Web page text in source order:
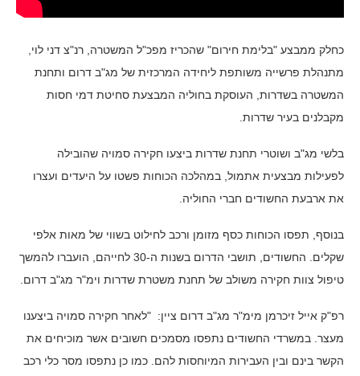
כחלק ממבצע "בלימת חירום" שהכריז מפכ"ל המשטרה, רנ"צ דני לוי,
מתנהלת פרשייה משותפת ליחידה המרכזית של מג"ב דרום ותחנת
המשטרה בשדרות, העוסקת בחוליה המבצעת סחיטת דמי חסות
מקבלנים בעיר שדרות.
בלשי מג"ב ושוטרי תחנת שדרות ביצעו חקירה סמויה שהובילה
לפעילות מבצעית אתמול, במהלכה הכוחות פשטו על היעדים ועצרו
את ארבעת החשודים חברי החוליה.
בנוסף, תפסו הכוחות כסף מזומן ורכב לחילוט בשווי של מאות אלפי
שקלים. החשודים, תושבי הדרום בשנות ה-30 לחייהם, הועברו להמשך
טיפול צוות חקירה משולב של תחנת משטרת שדרות וימ"ר מג"ב דרום.
רפ"ק אייל זיכרמן מימ"ר מג"ב דרום ציין: "לאחר חקירה סמויה ביצענו
מעצר. במשרדי החשודים נתפסו מסמכים חשובים אשר מוכיחים את
הקשר בינם ובין העבירות המיוחסות להם. כמו כן נתפסו מסר כלי רכב